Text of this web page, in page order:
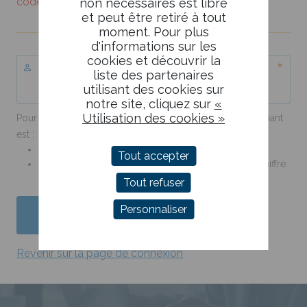
Code entreprise
Pour rappel, en fonction de vos habilitations, votre identifiant
est :
Votre code entreprise.
Votre code entreprise complété d'un tiret et d'un chiffre.
Revenir sur la page de connexion
non nécessaires est libre
et peut être retiré à tout
moment. Pour plus
d'informations sur les
cookies et découvrir la
liste des partenaires
utilisant des cookies sur
notre site, cliquez sur «
Utilisation des cookies »
Tout accepter
Tout refuser
Personnaliser